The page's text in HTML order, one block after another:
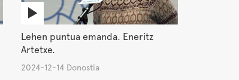
Lehen puntua emanda. Eneritz
Artetxe.
2024-12-14 Donostia